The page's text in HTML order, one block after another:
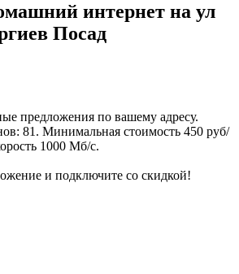
интернет на ул
Посад
предложения по вашему адресу.
81. Минимальная стоимость 450 руб/
1000 Мб/с.
и подключите со скидкой!